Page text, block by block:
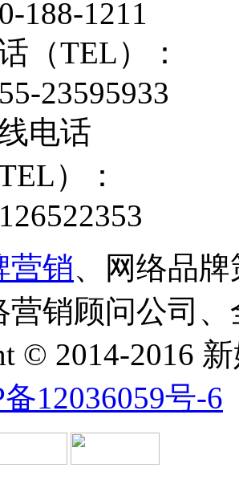
188-1211
（TEL）：
23595933
电话
TEL）：
营销、网络品
营销顾问公司
© 2014-2016
12036059号-6